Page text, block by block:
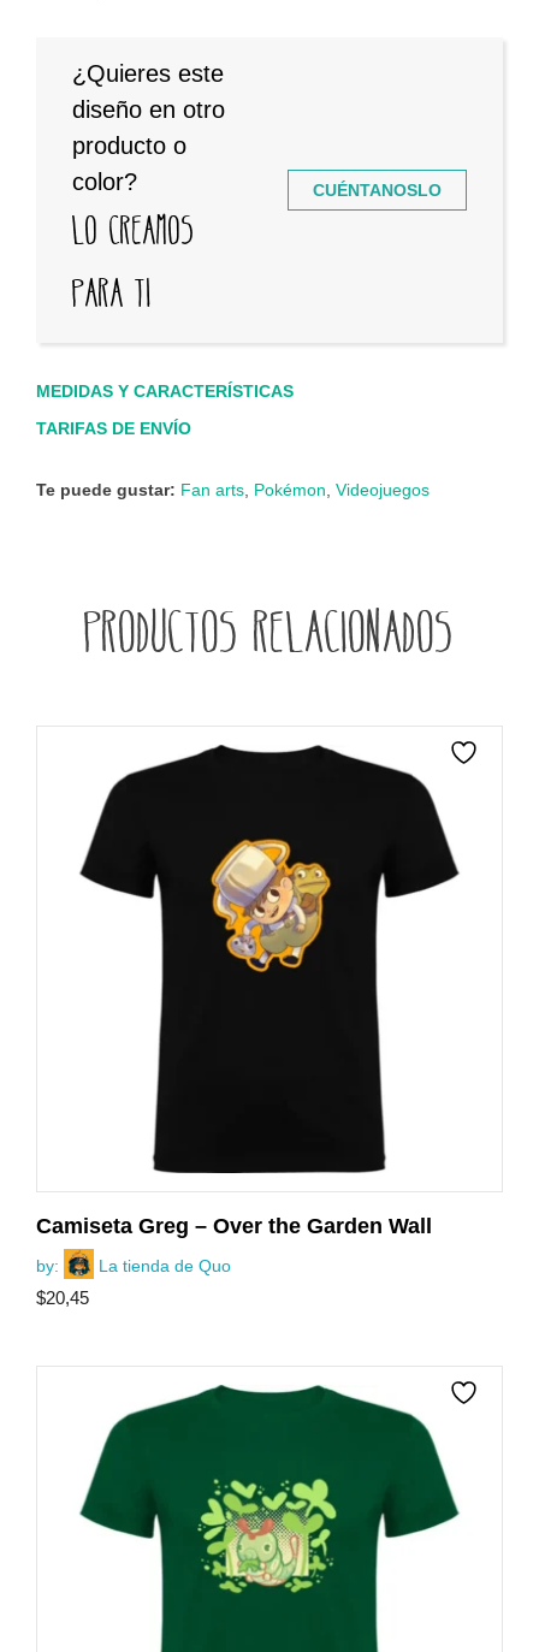
¿Quieres este
diseño en otro
producto o
color?
Lo creamos
para ti
CUÉNTANOSLO
MEDIDAS Y CARACTERÍSTICAS
TARIFAS DE ENVÍO
Te puede gustar: Fan arts Pokémon Videojuegos
Productos relacionados
Camiseta Greg – Over the Garden Wall
by: La tienda de Quo
$20,45